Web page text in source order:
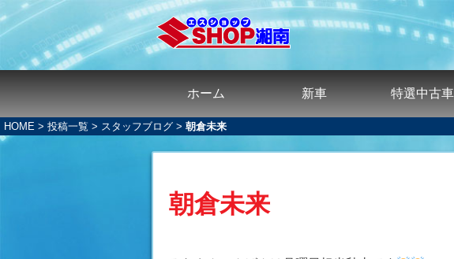
ホーム 新車 特選中古車
HOME > 投稿一覧 > スタッフブログ > 朝倉未来
朝倉未来